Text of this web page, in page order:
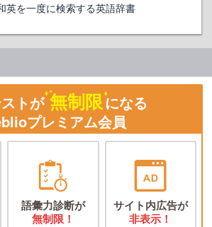
英を一度に検索する英語辞書
トが 無制限になる
プレミアム会員
語彙力診断が
無制限！
サイト内広告が
非表示！